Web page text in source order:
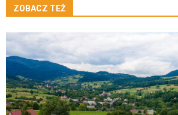
ZOBACZ TEŻ